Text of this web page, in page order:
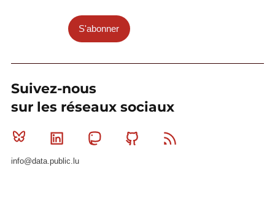
S'abonner
Suivez-nous
sur les réseaux sociaux
Bluesky Linkedin MastodonGithub
info@data.public.lu